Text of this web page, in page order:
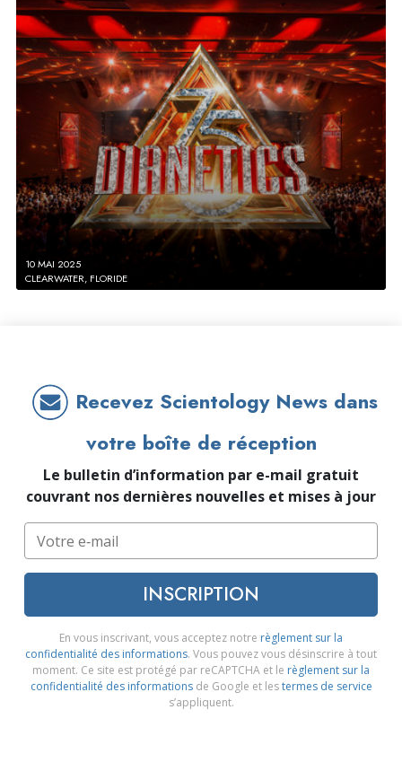
10 MAI 2025
CLEARWATER, FLORIDE
Recevez Scientology News dans
votre boîte de réception
Le bulletin d’information par e-mail gratuit
couvrant nos dernières nouvelles et mises à jour
INSCRIPTION
En vous inscrivant, vous acceptez notre règlement sur la
confidentialité des informations. Vous pouvez vous désinscrire à tout
moment. Ce site est protégé par reCAPTCHA et le règlement sur la
confidentialité des informationsde Google et lestermes de service
s’appliquent.